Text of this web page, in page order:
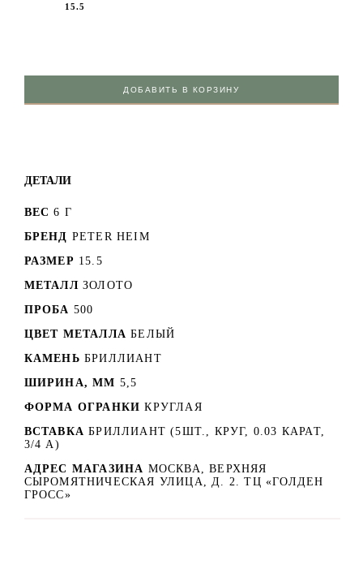
15.5
ДОБАВИТЬ В КОРЗИНУ
ДЕТАЛИ
ВЕС 6 Г
БРЕНД PETER HEIM
РАЗМЕР 15.5
МЕТАЛЛ ЗОЛОТО
ПРОБА 500
ЦВЕТ МЕТАЛЛА БЕЛЫЙ
КАМЕНЬ БРИЛЛИАНТ
ШИРИНА, ММ 5,5
ФОРМА ОГРАНКИ КРУГЛАЯ
ВСТАВКА БРИЛЛИАНТ (5ШТ., КРУГ, 0.03 КАРАТ,
3/4 А)
АДРЕС МАГАЗИНА МОСКВА, ВЕРХНЯЯ
СЫРОМЯТНИЧЕСКАЯ УЛИЦА, Д. 2. ТЦ «ГОЛДЕН
ГРОСС»